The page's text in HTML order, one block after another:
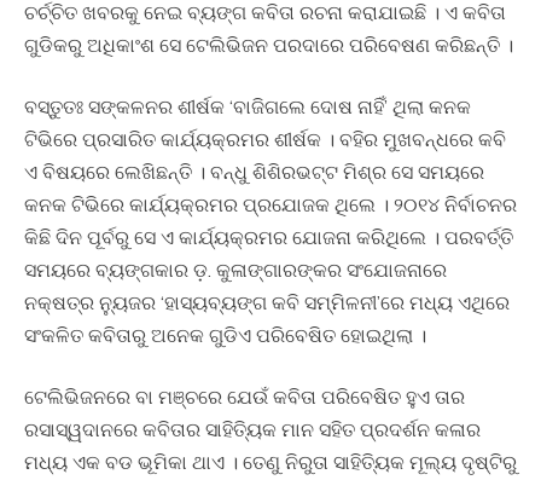
ଚର୍ଚ୍ଚିତ ଖବରକୁ ନେଇ ବ୍ୟଙ୍ଗ କବିତା ରଚନା କରାଯାଇଛି । ଏ କବିତା
ଗୁଡିକରୁ ଅଧିକାଂଶ ସେ ଟେଲିଭିଜନ ପରଦାରେ ପରିବେଷଣ କରିଛନ୍ତି ।
ବସ୍ତୁତଃ ସଙ୍କଳନର ଶୀର୍ଷକ ‘ବାଜିଗଲେ ଦୋଷ ନାହିଁ’ ଥିଲା କନକ
ଟିଭିରେ ପ୍ରସାରିତ କାର୍ଯ୍ୟକ୍ରମର ଶୀର୍ଷକ । ବହିର ମୁଖବନ୍ଧରେ କବି
ଏ ବିଷୟରେ ଲେଖିଛନ୍ତି । ବନ୍ଧୁ ଶିଶିରଭଟ୍ଟ ମିଶ୍ର ସେ ସମୟରେ
କନକ ଟିଭିରେ କାର୍ଯ୍ୟକ୍ରମର ପ୍ରଯୋଜକ ଥିଲେ । ୨୦୧୪ ନିର୍ବାଚନର
କିଛି ଦିନ ପୂର୍ବରୁ ସେ ଏ କାର୍ଯ୍ୟକ୍ରମର ଯୋଜନା କରିଥିଲେ । ପରବର୍ତ୍ତି
ସମୟରେ ବ୍ୟଙ୍ଗକାର ଡ଼. କୁଳାଙ୍ଗାରଙ୍କର ସଂଯୋଜନାରେ
ନକ୍ଷତ୍ର ନ୍ୟୁଜର ‘ହାସ୍ୟବ୍ୟଙ୍ଗ କବି ସମ୍ମିଳନୀ’ରେ ମଧ୍ୟ ଏଥିରେ
ସଂକଳିତ କବିତାରୁ ଅନେକ ଗୁଡିଏ ପରିବେଷିତ ହୋଇଥିଲା ।
ଟେଲିଭିଜନରେ ବା ମଞ୍ଚରେ ଯେଉଁ କବିତା ପରିବେଷିତ ହୁଏ ତାର
ରସାସ୍ୱଦାନରେ କବିତାର ସାହିତ୍ୟିକ ମାନ ସହିତ ପ୍ରଦର୍ଶନ କଳାର
ମଧ୍ୟ ଏକ ବଡ ଭୂମିକା ଥାଏ । ତେଣୁ ନିରୁତା ସାହିତ୍ୟିକ ମୂଲ୍ୟ ଦୃଷ୍ଟିରୁ